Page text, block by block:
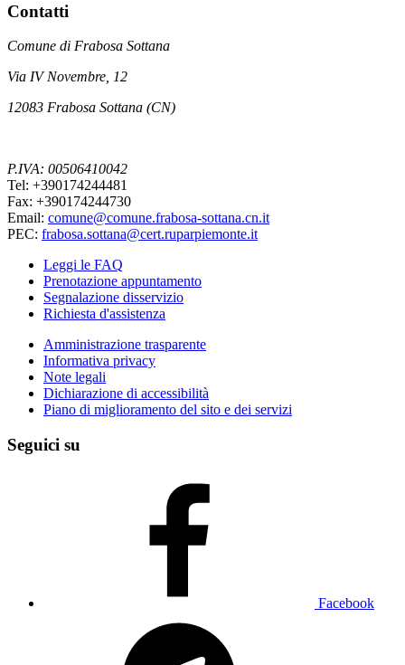
Contatti
Comune di Frabosa Sottana
Via IV Novembre, 12
12083 Frabosa Sottana (CN)
P.IVA: 00506410042
Tel: +390174244481
Fax: +390174244730
Email: comune@comune.frabosa-sottana.cn.it
PEC: frabosa.sottana@cert.ruparpiemonte.it
Leggi le FAQ
Prenotazione appuntamento
Segnalazione disservizio
Richiesta d'assistenza
Amministrazione trasparente
Informativa privacy
Note legali
Dichiarazione di accessibilità
Piano di miglioramento del sito e dei servizi
Seguici su
Facebook